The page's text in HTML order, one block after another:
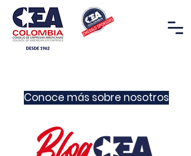
Conoce más sobre nosotros